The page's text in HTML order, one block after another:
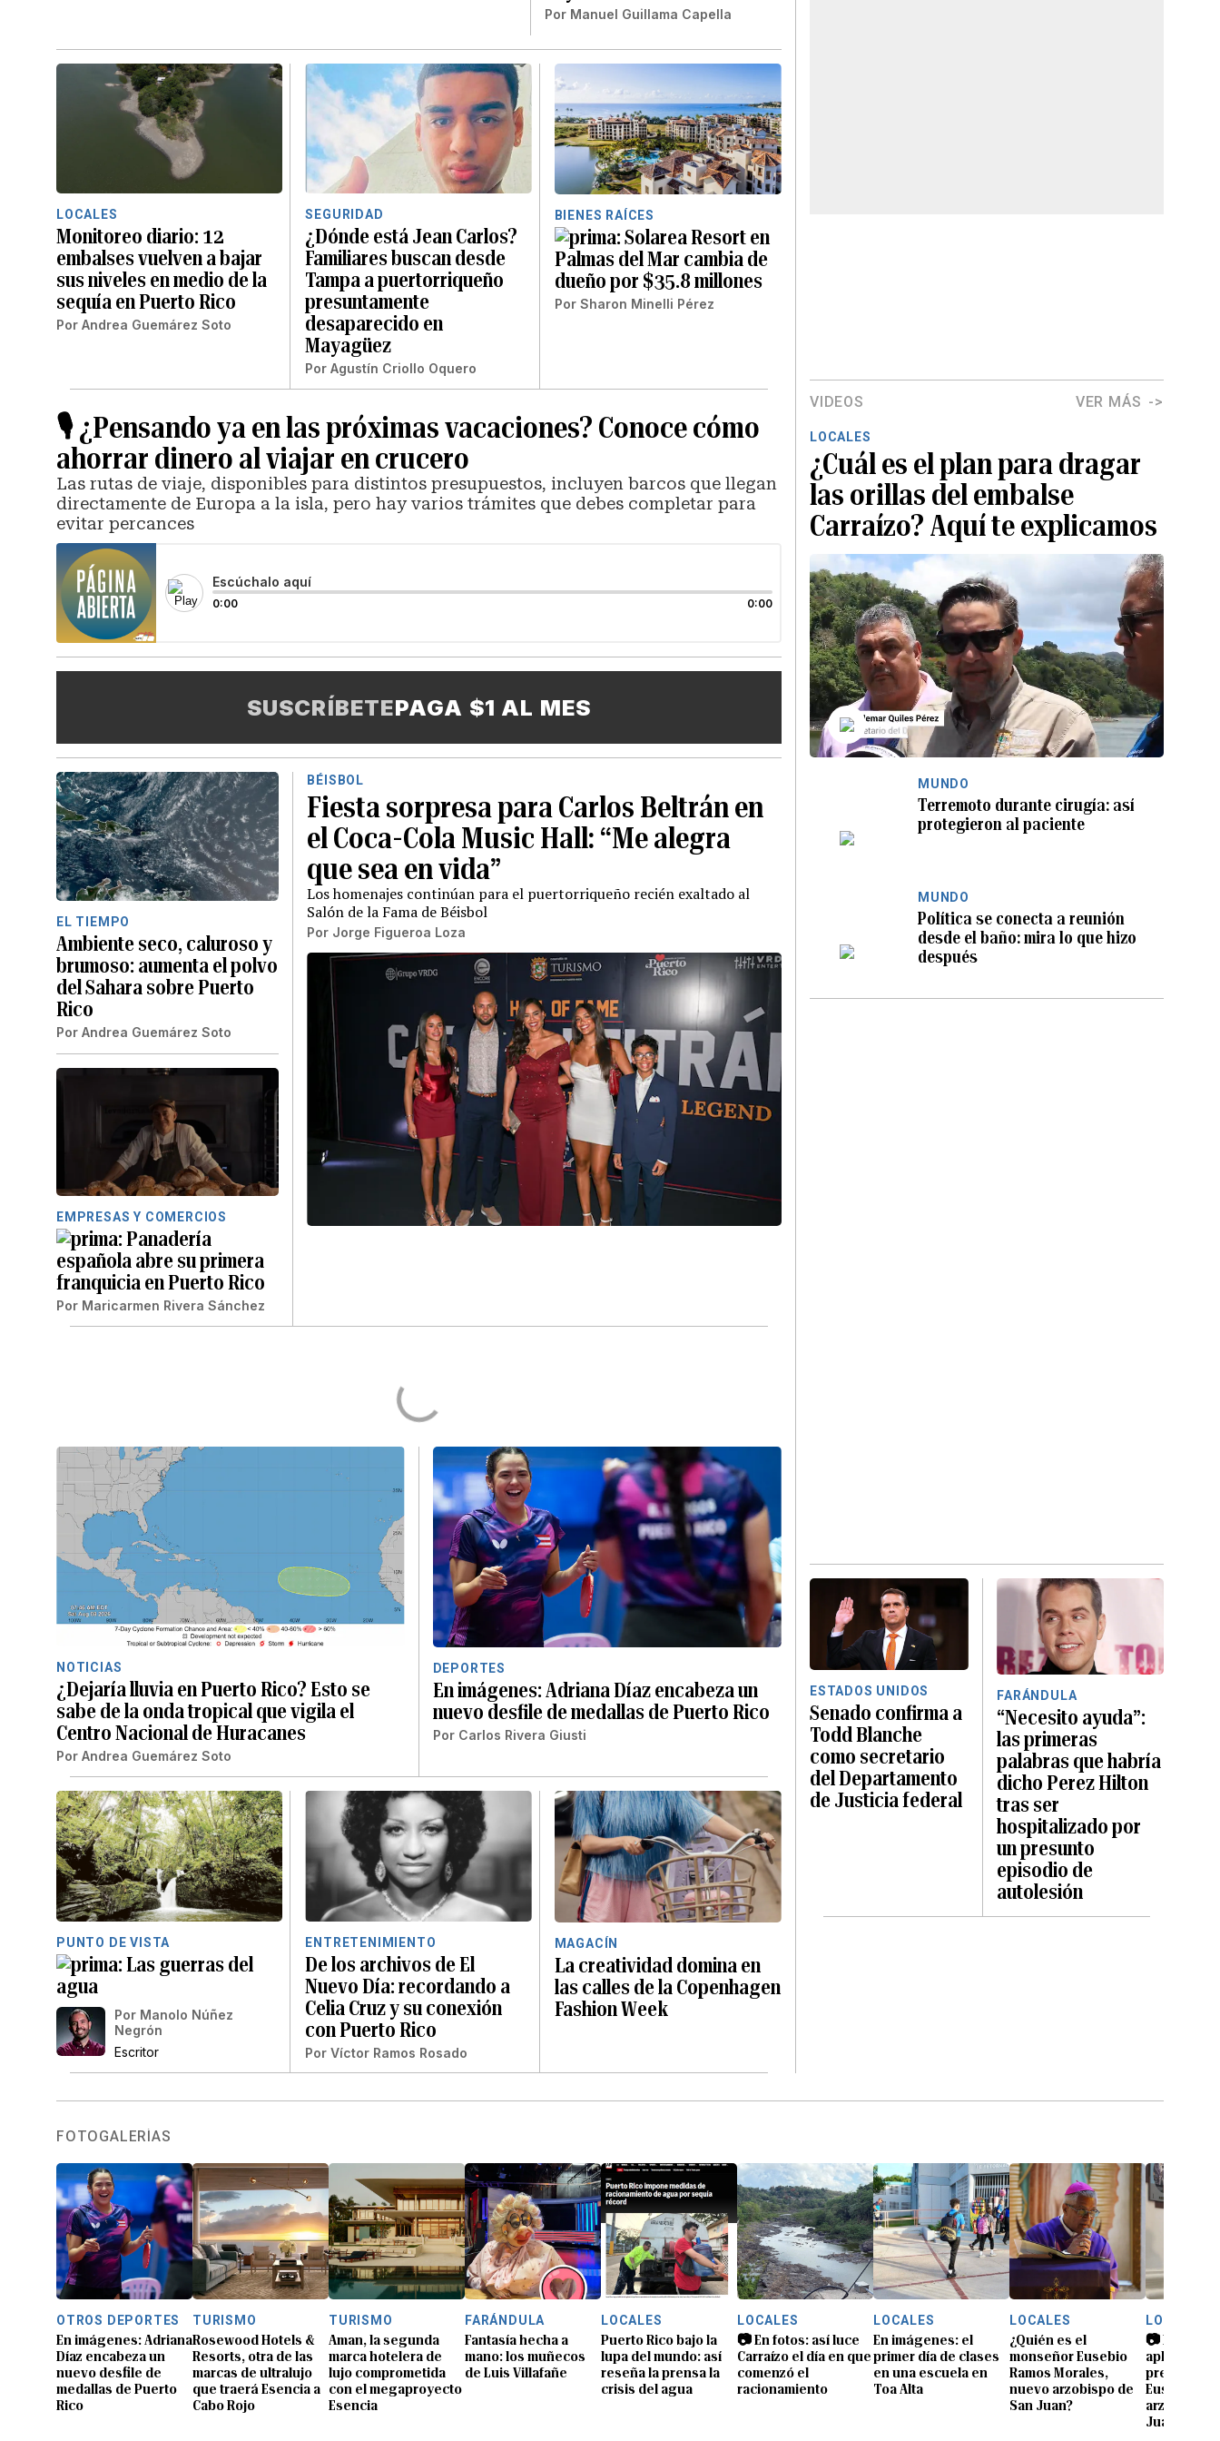
Por Manuel Guillama Capella
LOCALES
Monitoreo diario: 12
embalses vuelven a bajar
sus niveles en medio de la
sequía en Puerto Rico
Por Andrea Guemárez Soto
SEGURIDAD
¿Dónde está Jean Carlos?
Familiares buscan desde
Tampa a puertorriqueño
presuntamente
desaparecido en
Mayagüez
Por Agustín Criollo Oquero
BIENES RAÍCES
Solarea Resort en
Palmas del Mar cambia de
dueño por $35.8 millones
Por Sharon Minelli Pérez
🎙️ ¿Pensando ya en las próximas vacaciones? Conoce cómo
ahorrar dinero al viajar en crucero
Las rutas de viaje, disponibles para distintos presupuestos, incluyen barcos que llegan
directamente de Europa a la isla, pero hay varios trámites que debes completar para
evitar percances
Escúchalo aquí
0:00 0:00
SUSCRÍBETEPAGA $1 AL MES
EL TIEMPO
Ambiente seco, caluroso y
brumoso: aumenta el polvo
del Sahara sobre Puerto
Rico
Por Andrea Guemárez Soto
EMPRESAS Y COMERCIOS
Panadería
española abre su primera
franquicia en Puerto Rico
Por Maricarmen Rivera Sánchez
BÉISBOL
Fiesta sorpresa para Carlos Beltrán en
el Coca-Cola Music Hall: “Me alegra
que sea en vida”
Los homenajes continúan para el puertorriqueño recién exaltado al
Salón de la Fama de Béisbol
Por Jorge Figueroa Loza
NOTICIAS
¿Dejaría lluvia en Puerto Rico? Esto se
sabe de la onda tropical que vigila el
Centro Nacional de Huracanes
Por Andrea Guemárez Soto
DEPORTES
En imágenes: Adriana Díaz encabeza un
nuevo desfile de medallas de Puerto Rico
Por Carlos Rivera Giusti
PUNTO DE VISTA
Las guerras del
agua
Por Manolo Núñez
Negrón
Escritor
ENTRETENIMIENTO
De los archivos de El
Nuevo Día: recordando a
Celia Cruz y su conexión
con Puerto Rico
Por Víctor Ramos Rosado
MAGACÍN
La creatividad domina en
las calles de la Copenhagen
Fashion Week
VIDEOS VER MÁS
LOCALES
¿Cuál es el plan para dragar
las orillas del embalse
Carraízo? Aquí te explicamos
MUNDO
Terremoto durante cirugía: así
protegieron al paciente
MUNDO
Política se conecta a reunión
desde el baño: mira lo que hizo
después
ESTADOS UNIDOS
Senado confirma a
Todd Blanche
como secretario
del Departamento
de Justicia federal
FARÁNDULA
“Necesito ayuda”:
las primeras
palabras que habría
dicho Perez Hilton
tras ser
hospitalizado por
un presunto
episodio de
autolesión
FOTOGALERÍAS
OTROS DEPORTES
En imágenes: Adriana
Díaz encabeza un
nuevo desfile de
medallas de Puerto
Rico
TURISMO
Rosewood Hotels &
Resorts, otra de las
marcas de ultralujo
que traerá Esencia a
Cabo Rojo
TURISMO
Aman, la segunda
marca hotelera de
lujo comprometida
con el megaproyecto
Esencia
FARÁNDULA
Fantasía hecha a
mano: los muñecos
de Luis Villafañe
LOCALES
Puerto Rico bajo la
lupa del mundo: así
reseña la prensa la
crisis del agua
LOCALES
📷 En fotos: así luce
Carraízo el día en que
comenzó el
racionamiento
LOCALES
En imágenes: el
primer día de clases
en una escuela en
Toa Alta
LOCALES
¿Quién es el
monseñor Eusebio
Ramos Morales,
nuevo arzobispo de
San Juan?
LOCALES
📷 Entre
aplausos:
Eusebio
arzobispo
Juan